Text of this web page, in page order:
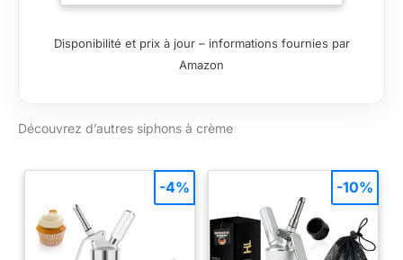
languette à
pour un nettoyage
facile et hygiénique.
filetage en acier
nettoyage. Passe au
lave-vaisselle Certifié
NSF
Disponibilité et prix à jour – informations fournies par
Amazon
Découvrez d’autres siphons à crème
-4% -10%